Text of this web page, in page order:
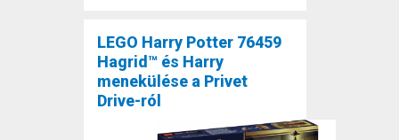
LEGO Harry Potter 76459
Hagrid™ és Harry
menekülése a Privet
Drive-ról